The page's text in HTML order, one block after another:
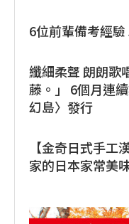
6位前輩備考經
纖細柔聲 朗朗歌
藤。」 6個月連
幻島〉發行
【金奇日式手工
家的日本家常美